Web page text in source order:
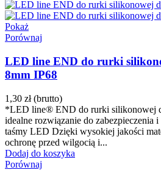
Pokaż
Porównaj
LED line END do rurki
8mm IP68
1,30 zł (brutto)
*LED line® END do rurki silikonowej
idealne rozwiązanie do zabezpieczenia
taśmy LED Dzięki wysokiej jakości
ochronę przed wilgocią i...
Dodaj do koszyka
Porównaj